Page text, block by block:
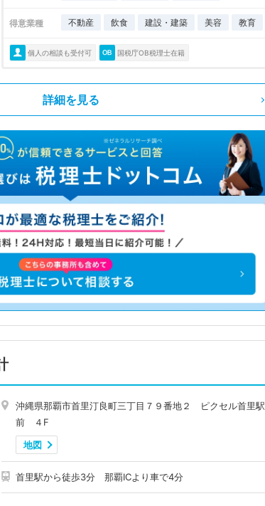
得意業種 不動産 飲食 建設・建築 美容 教育
個人の相談も受付可 国税庁OB税理士在籍
詳細を見る
沖縄県那覇市首里汀良町三丁目７９番地２ ピクセル首里駅
前 ４F
地図
首里駅から徒歩3分 那覇ICより車で4分